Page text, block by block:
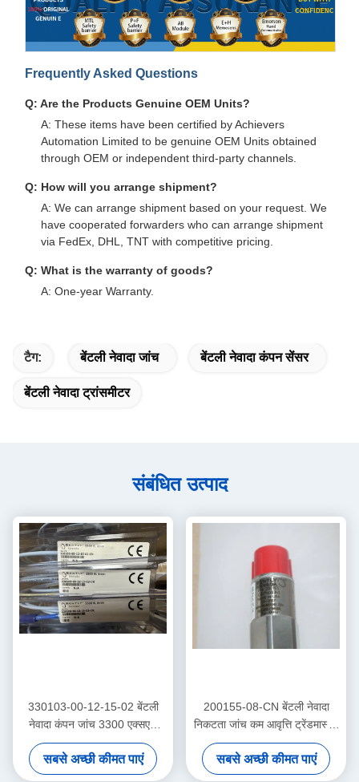
Frequently Asked Questions
Q: Are the Products Genuine OEM Units?
A: These items have been certified by Achievers
Automation Limited to be genuine OEM Units obtained
through OEM or independent third-party channels.
Q: How will you arrange shipment?
A: We can arrange shipment based on your request. We
have cooperated forwarders who can arrange shipment
via FedEx, DHL, TNT with competitive pricing.
Q: What is the warranty of goods?
A: One-year Warranty.
टैग: बेंटली नेवादा जांच बेंटली नेवादा कंपन सेंसर
बेंटली नेवादा ट्रांसमीटर
संबंधित उत्पाद
330103-00-12-15-02 बेंटली
नेवादा कंपन जांच 3300 एक्सएल
निकटता सेंसर
सबसे अच्छी कीमत पाएं
200155-08-CN बेंटली नेवादा
निकटता जांच कम आवृत्ति ट्रेंडमास्टर
प्रो त्वरक
सबसे अच्छी कीमत पाएं